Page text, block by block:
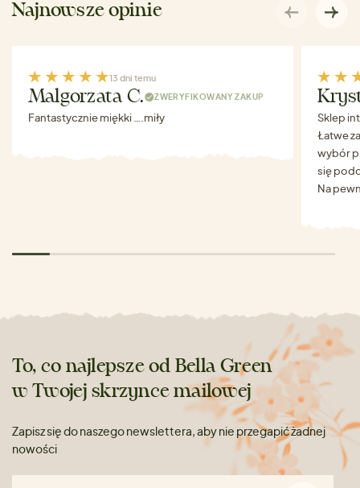
Najnowsze opinie
13 dni temu
Malgorzata C. ZWERYFIKOWANY ZAKUP
Fantastycznie miękki ….miły
Sklep
Łatwe
wybór
się
Na
To, co najlepsze od Bella Green
w Twojej skrzynce mailowej
Zapisz się do naszego newslettera, aby nie przegapić żadnej
nowości